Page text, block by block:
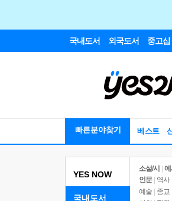
국내도서 외국도서 중고샵
빠른분야찾기 베스트
YES NOW
국내도서
소설/시
에
인문
역사
예술 | 종교